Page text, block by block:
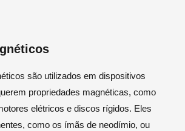
são utilizados em dispositivos
propriedades magnéticas, como
elétricos e discos rígidos. Eles
como os ímãs de neodímio, ou